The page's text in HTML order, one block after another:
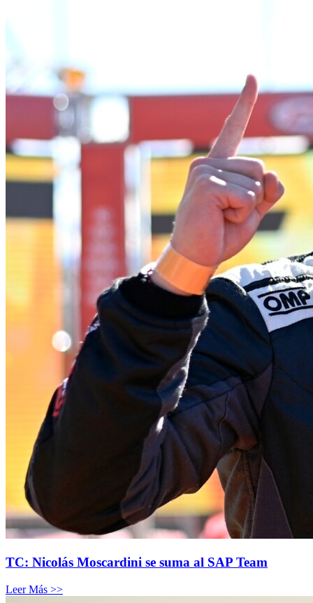
TC: Nicolás Moscardini se suma al SAP Team
Leer Más >>